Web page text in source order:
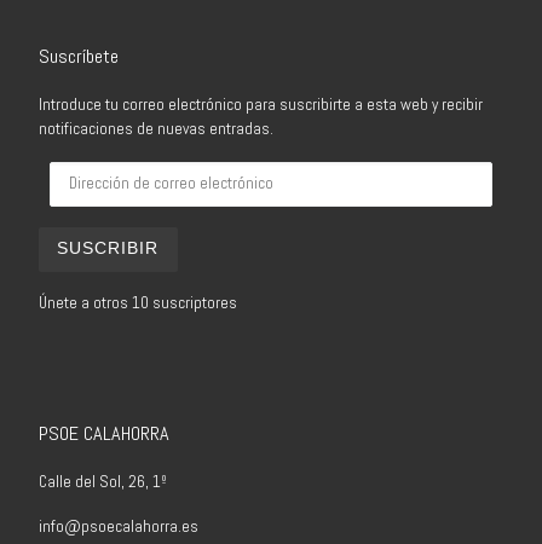
Suscríbete
Introduce tu correo electrónico para suscribirte a esta web y recibir
notificaciones de nuevas entradas.
SUSCRIBIR
Únete a otros 10 suscriptores
PSOE CALAHORRA
Calle del Sol, 26, 1º
info@psoecalahorra.es